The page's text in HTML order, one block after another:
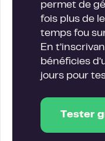
permet de
fois plus de
temps fou
En
bénéficies
jours pour
Tester